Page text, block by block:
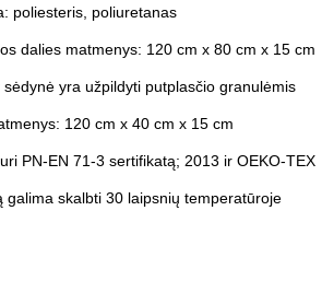
poliesteris, poliuretanas
dalies matmenys: 120 cm x 80 cm x 15 cm
sėdynė yra užpildyti putplasčio granulėmis
120 cm x 40 cm x 15 cm
PN-EN 71-3 sertifikatą; 2013 ir OEKO-TEX
galima skalbti 30 laipsnių temperatūroje